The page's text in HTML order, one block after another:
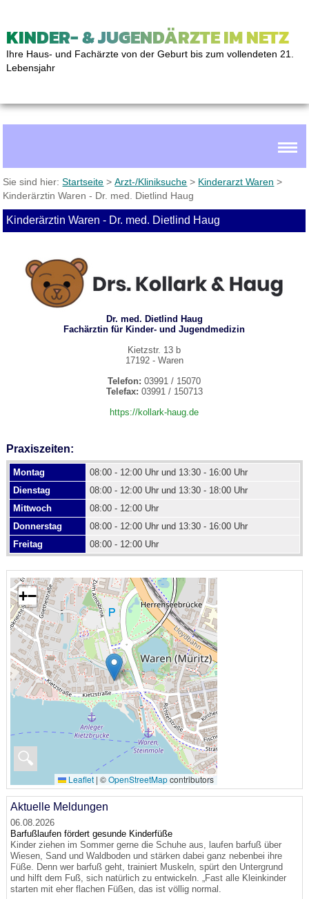
KINDER- & JUGENDÄRZTE IM NETZ
Ihre Haus- und Fachärzte von der Geburt bis zum vollendeten 21.
Lebensjahr
Sie sind hier:Startseite >Arzt-/Kliniksuche > Kinderarzt Waren >
Kinderärztin Waren - Dr. med. Dietlind Haug
Kinderärztin Waren - Dr. med. Dietlind Haug
Dr. med. Dietlind Haug
Fachärztin für Kinder- und Jugendmedizin
Kietzstr. 13 b
17192 - Waren
Telefon: 03991 / 15070
Telefax: 03991 / 150713
https://kollark-haug.de
Praxiszeiten:
Montag
08:00 - 12:00 Uhr und 13:30 - 16:00 Uhr
Dienstag
08:00 - 12:00 Uhr und 13:30 - 18:00 Uhr
Mittwoch
08:00 - 12:00 Uhr
Donnerstag
08:00 - 12:00 Uhr und 13:30 - 16:00 Uhr
Freitag
08:00 - 12:00 Uhr
🔍
+−
Leaflet | ©OpenStreetMapcontributors
Aktuelle Meldungen
06.08.2026
Barfußlaufen fördert gesunde Kinderfüße
Kinder ziehen im Sommer gerne die Schuhe aus, laufen barfuß über
Wiesen, Sand und Waldboden und stärken dabei ganz nebenbei ihre
Füße. Denn wer barfuß geht, trainiert Muskeln, spürt den Untergrund
und hilft dem Fuß, sich natürlich zu entwickeln. „Fast alle Kleinkinder
starten mit eher flachen Füßen, das ist völlig normal.